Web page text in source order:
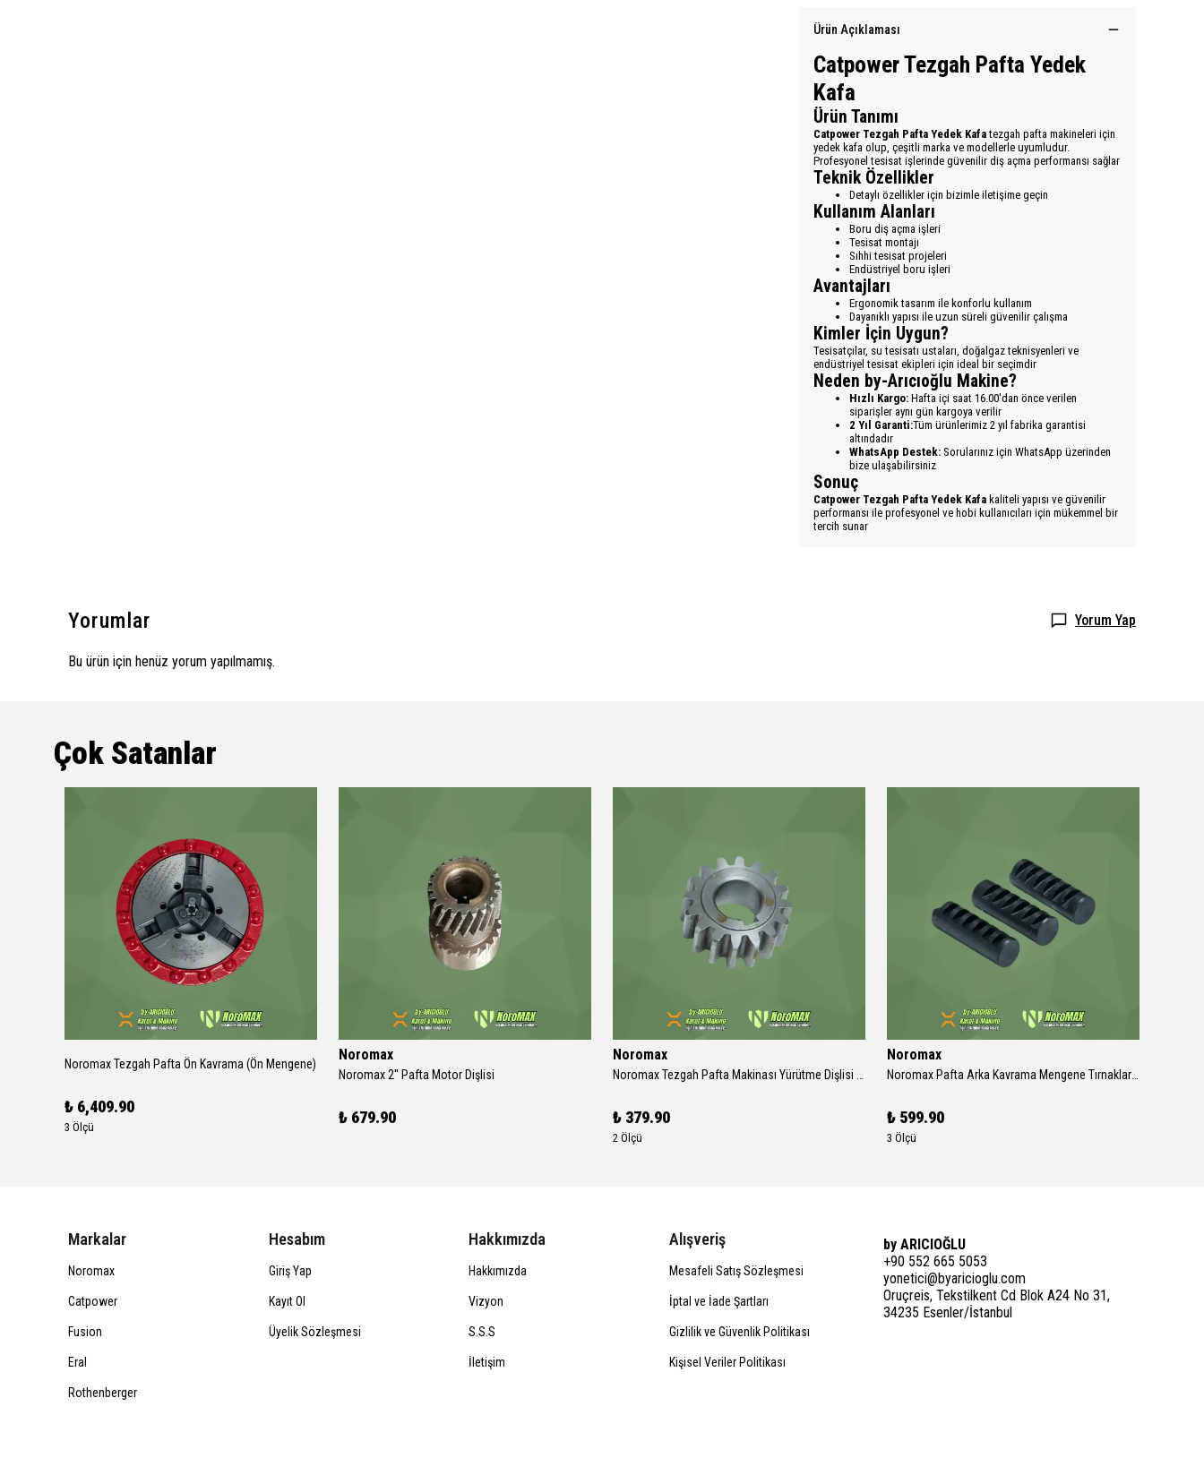
Ürün Açıklaması
Catpower Tezgah Pafta Yedek
Kafa
Ürün Tanımı
Catpower Tezgah Pafta Yedek Kafatezgah pafta makineleri için
yedek kafa olup, çeşitli marka ve modellerle uyumludur.
Profesyonel tesisat işlerinde güvenilir diş açma performansı sağlar
Teknik Özellikler
Detaylı özellikler için bizimle iletişime geçin
Kullanım Alanları
Boru diş açma işleri
Tesisat montajı
Sıhhi tesisat projeleri
Endüstriyel boru işleri
Avantajları
Ergonomik tasarım ile konforlu kullanım
Dayanıklı yapısı ile uzun süreli güvenilir çalışma
Kimler İçin Uygun?
Tesisatçılar, su tesisatı ustaları, doğalgaz teknisyenleri ve
endüstriyel tesisat ekipleri için ideal bir seçimdir
Neden by-Arıcıoğlu Makine?
Hızlı Kargo: Hafta içi saat 16.00'dan önce verilen
siparişler aynı gün kargoya verilir
2 Yıl Garanti:Tüm ürünlerimiz 2 yıl fabrika garantisi
altındadır
WhatsApp Destek: Sorularınız için WhatsApp üzerinden
bize ulaşabilirsiniz
Sonuç
Catpower Tezgah Pafta Yedek Kafa kaliteli yapısı ve güvenilir
performansı ile profesyonel ve hobi kullanıcıları için mükemmel bir
tercih sunar
Yorumlar Yorum Yap
Bu ürün için henüz yorum yapılmamış.
Çok Satanlar
Noromax Tezgah Pafta Ön Kavrama (Ön Mengene)
₺ 6,409.90
3 Ölçü
Noromax
Noromax 2'' Pafta Motor Dişlisi
₺ 679.90
Noromax
₺ 379.90
2 Ölçü
Noromax
₺ 599.90
3 Ölçü
Markalar
Noromax
Catpower
Fusion
Eral
Rothenberger
Hesabım
Giriş Yap
Kayıt Ol
Üyelik Sözleşmesi
Hakkımızda
Hakkımızda
Vizyon
S.S.S
İletişim
Alışveriş
Mesafeli Satış Sözleşmesi
İptal ve İade Şartları
Gizlilik ve Güvenlik Politikası
Kişisel Veriler Politikası
by ARICIOĞLU
+90 552 665 5053
yonetici@byaricioglu.com
Oruçreis, Tekstilkent Cd Blok A24 No 31,
34235 Esenler/İstanbul